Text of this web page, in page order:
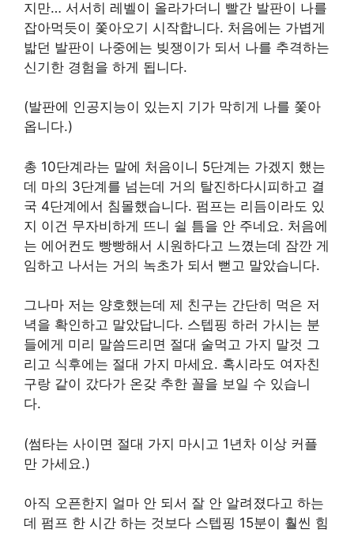
지만… 서서히 레벨이 올라가더니 빨간 발판이 나를
잡아먹듯이 쫓아오기 시작합니다. 처음에는 가볍게
밟던 발판이 나중에는 빚쟁이가 되서 나를 추격하는
신기한 경험을 하게 됩니다.
(발판에 인공지능이 있는지 기가 막히게 나를 쫓아
옵니다.)
총 10단계라는 말에 처음이니 5단계는 가겠지 했는
데 마의 3단계를 넘는데 거의 탈진하다시피하고 결
국 4단계에서 침몰했습니다. 펌프는 리듬이라도 있
지 이건 무자비하게 뜨니 쉴 틈을 안 주네요. 처음에
는 에어컨도 빵빵해서 시원하다고 느꼈는데 잠깐 게
임하고 나서는 거의 녹초가 되서 뻗고 말았습니다.
그나마 저는 양호했는데 제 친구는 간단히 먹은 저
녁을 확인하고 말았답니다. 스텝핑 하러 가시는 분
들에게 미리 말씀드리면 절대 술먹고 가지 말것 그
리고 식후에는 절대 가지 마세요. 혹시라도 여자친
구랑 같이 갔다가 온갖 추한 꼴을 보일 수 있습니
다.
(썸타는 사이면 절대 가지 마시고 1년차 이상 커플
만 가세요.)
아직 오픈한지 얼마 안 되서 잘 안 알려졌다고 하는
데 펌프 한 시간 하는 것보다 스텝핑 15분이 훨씬 힘